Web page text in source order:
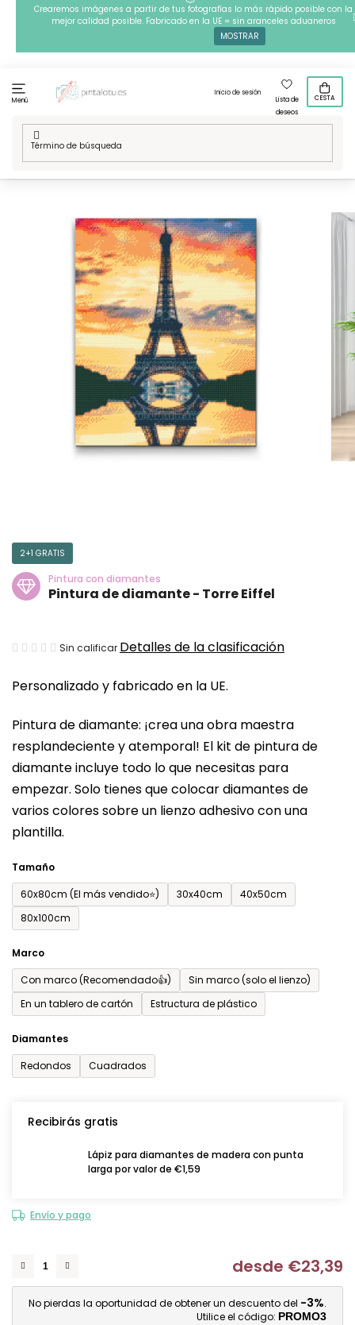
contenido
Crearemos imágenes a partir de tus fotografías lo más rápido posible con la
mejor calidad posible. Fabricado en la UE = sin aranceles aduaneros
MOSTRAR
Menú
Inicio de sesión
Lista de
deseos
CESTA
Inicio
/ Técnicas / Pintura con diamantes / Pintura de
diamante - Torre Eiffel
Personalizado y fabricado en la UE.
Pintura de diamante: ¡crea una obra maestra
resplandeciente y atemporal! El kit de pintura de
diamante incluye todo lo que necesitas para
empezar. Solo tienes que colocar diamantes de
varios colores sobre un lienzo adhesivo con una
plantilla.
Tamaño
60x80cm (El más vendido⭐)
30x40cm
40x50cm
80x100cm
Marco
Con marco (Recomendado👍)
Sin marco (solo el lienzo)
En un tablero de cartón
Estructura de plástico
Diamantes
Redondos
Cuadrados
Recibirás gratis
Lápiz para diamantes de madera con punta
larga por valor de €1,59
Envío y pago
desde €23,39
No pierdas la oportunidad de obtener un descuento del -3%.
Utilice el código: PROMO3
2+1 GRATIS
Pintura con diamantes
Pintura de diamante - Torre Eiffel
La
media
producto
es
de
0,0
sobre
5
Sin calificar Detalles de la clasificación